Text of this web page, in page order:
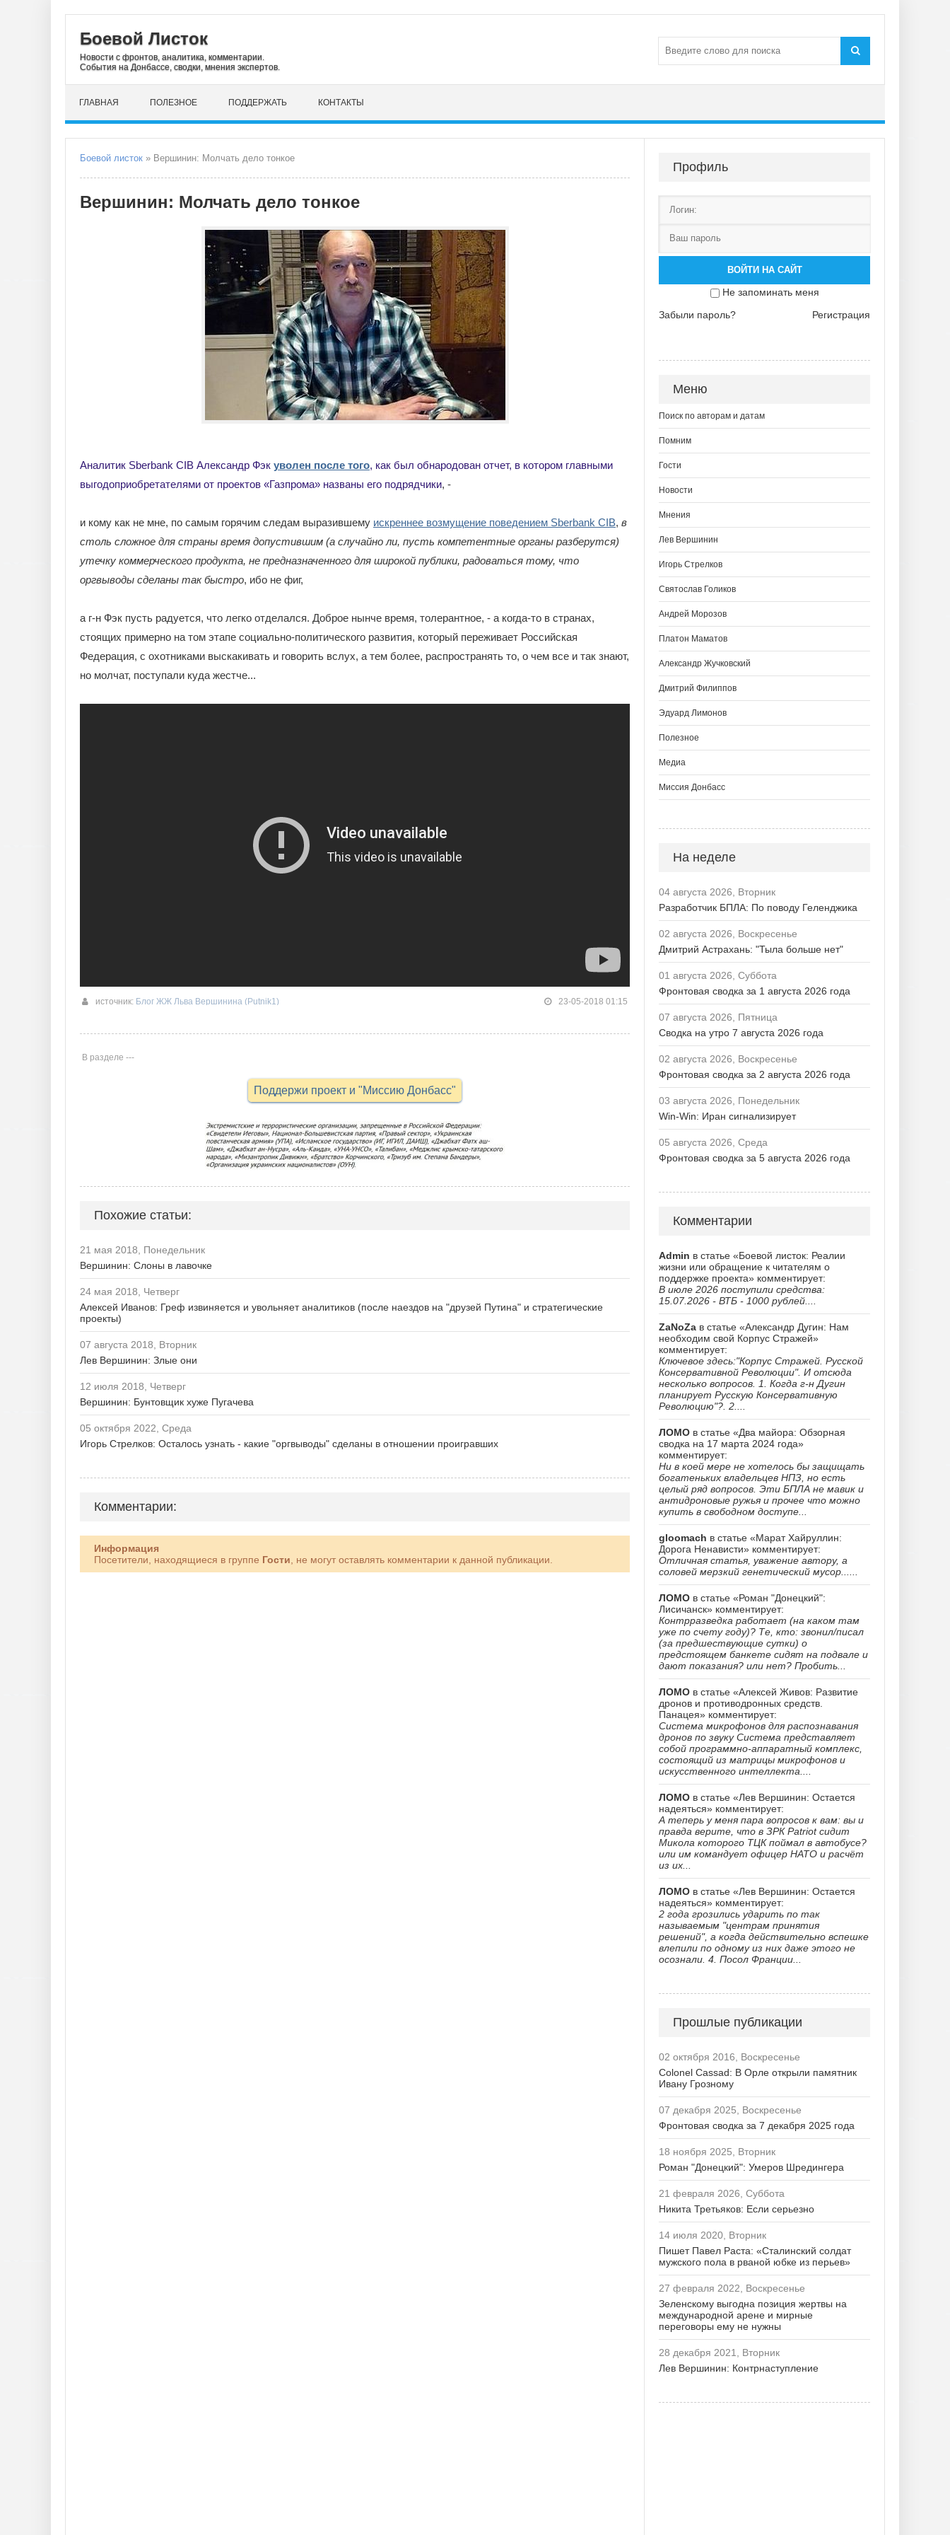
Боевой Листок
Новости с фронтов, аналитика, комментарии.
События на Донбассе, сводки, мнения экспертов.
ГЛАВНАЯ ПОЛЕЗНОЕ ПОДДЕРЖАТЬ КОНТАКТЫ
Боевой листок » Вершинин: Молчать дело тонкое
Вершинин: Молчать дело тонкое
Аналитик Sberbank CIB Александр Фэк уволен после того, как был обнародован отчет, в котором главными
выгодоприобретателями от проектов «Газпрома» названы его подрядчики, -
и кому как не мне, по самым горячим следам выразившему искреннее возмущение поведением Sberbank CIB, в
столь сложное для страны время допустившим (а случайно ли, пусть компетентные органы разберутся)
утечку коммерческого продукта, не предназначенного для широкой публики, радоваться тому, что
оргвыводы сделаны так быстро, ибо не фиг,
а г-н Фэк пусть радуется, что легко отделался. Доброе нынче время, толерантное, - а когда-то в странах,
стоящих примерно на том этапе социально-политического развития, который переживает Российская
Федерация, с охотниками выскакивать и говорить вслух, а тем более, распространять то, о чем все и так знают,
но молчат, поступали куда жестче...
источник: Блог ЖЖ Льва Вершинина (Putnik1) 23-05-2018 01:15
В разделе ---
Поддержи проект и "Миссию Донбасс"
Похожие статьи:
21 мая 2018, Понедельник
Вершинин: Слоны в лавочке
24 мая 2018, Четверг
Алексей Иванов: Греф извиняется и увольняет аналитиков (после наездов на "друзей Путина" и стратегические
проекты)
07 августа 2018, Вторник
Лев Вершинин: Злые они
12 июля 2018, Четверг
Вершинин: Бунтовщик хуже Пугачева
05 октября 2022, Среда
Игорь Стрелков: Осталось узнать - какие "оргвыводы" сделаны в отношении проигравших
Комментарии:
Информация
Посетители, находящиеся в группе Гости , не могут оставлять комментарии к данной публикации.
Профиль
ВОЙТИ НА САЙТ
Не запоминать меня
Забыли пароль?
Регистрация
Меню
Поиск по авторам и датам
Помним
Гости
Новости
Мнения
Лев Вершинин
Игорь Стрелков
Святослав Голиков
Андрей Морозов
Платон Маматов
Александр Жучковский
Дмитрий Филиппов
Эдуард Лимонов
Полезное
Медиа
Миссия Донбасс
На неделе
04 августа 2026, Вторник
Разработчик БПЛА: По поводу Геленджика
02 августа 2026, Воскресенье
Дмитрий Астрахань: "Тыла больше нет"
01 августа 2026, Суббота
Фронтовая сводка за 1 августа 2026 года
07 августа 2026, Пятница
Сводка на утро 7 августа 2026 года
02 августа 2026, Воскресенье
Фронтовая сводка за 2 августа 2026 года
03 августа 2026, Понедельник
Win-Win: Иран сигнализирует
05 августа 2026, Среда
Фронтовая сводка за 5 августа 2026 года
Комментарии
Admin в статье «Боевой листок: Реалии
жизни или обращение к читателям о
поддержке проекта» комментирует:
В июле 2026 поступили средства:
15.07.2026 - ВТБ - 1000 рублей....
ZaNoZa в статье «Александр Дугин: Нам
необходим свой Корпус Стражей»
комментирует:
Ключевое здесь:"Корпус Стражей. Русской
Консервативной Революции". И отсюда
несколько вопросов. 1. Когда г-н Дугин
планирует Русскую Консервативную
Революцию"?. 2....
ЛОМО в статье «Два майора: Обзорная
сводка на 17 марта 2024 года»
комментирует:
Ни в коей мере не хотелось бы защищать
богатеньких владельцев НПЗ, но есть
целый ряд вопросов. Эти БПЛА не мавик и
антидроновые ружья и прочее что можно
купить в свободном доступе...
gloomach в статье «Марат Хайруллин:
Дорога Ненависти» комментирует:
Отличная статья, уважение автору, а
соловей мерзкий генетический мусор......
ЛОМО в статье «Роман "Донецкий":
Лисичанск» комментирует:
Контрразведка работает (на каком там
уже по счету году)? Те, кто: звонил/писал
(за предшествующие сутки) о
предстоящем банкете сидят на подвале и
дают показания? или нет? Пробить...
ЛОМО в статье «Алексей Живов: Развитие
дронов и противодронных средств.
Панацея» комментирует:
Система микрофонов для распознавания
дронов по звуку Система представляет
собой программно-аппаратный комплекс,
состоящий из матрицы микрофонов и
искусственного интеллекта....
ЛОМО в статье «Лев Вершинин: Остается
надеяться» комментирует:
А теперь у меня пара вопросов к вам: вы и
правда верите, что в ЗРК Patriot сидит
Микола которого ТЦК поймал в автобусе?
или им командует офицер НАТО и расчёт
из их...
ЛОМО в статье «Лев Вершинин: Остается
надеяться» комментирует:
2 года грозились ударить по так
называемым "центрам принятия
решений", а когда действительно вспешке
влепили по одному из них даже этого не
осознали. 4. Посол Франции...
Прошлые публикации
02 октября 2016, Воскресенье
Colonel Cassad: В Орле открыли памятник
Ивану Грозному
07 декабря 2025, Воскресенье
Фронтовая сводка за 7 декабря 2025 года
18 ноября 2025, Вторник
Роман "Донецкий": Умеров Шредингера
21 февраля 2026, Суббота
Никита Третьяков: Если серьезно
14 июля 2020, Вторник
Пишет Павел Раста: «Сталинский солдат
мужского пола в рваной юбке из перьев»
27 февраля 2022, Воскресенье
Зеленскому выгодна позиция жертвы на
международной арене и мирные
переговоры ему не нужны
28 декабря 2021, Вторник
Лев Вершинин: Контрнаступление